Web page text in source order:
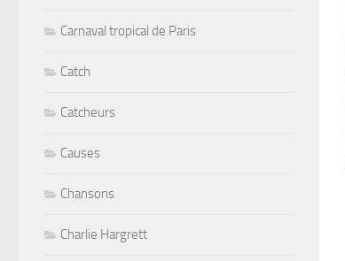
Carnaval tropical de Paris
Catch
Catcheurs
Causes
Chansons
Charlie Hargrett